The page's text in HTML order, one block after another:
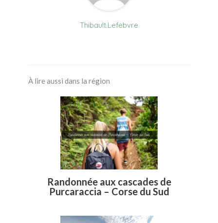
Thibault.Lefebvre
À lire aussi dans la région
Randonnée aux cascades de
Purcaraccia – Corse du Sud